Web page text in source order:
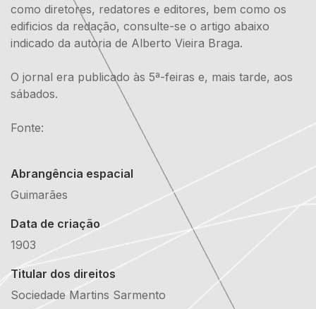
como diretores, redatores e editores, bem como os
edificios da redação, consulte-se o artigo abaixo
indicado da autoria de Alberto Vieira Braga.
O jornal era publicado às 5ª-feiras e, mais tarde, aos
sábados.
Fonte:
Abrangência espacial
Guimarães
Data de criação
1903
Titular dos direitos
Sociedade Martins Sarmento